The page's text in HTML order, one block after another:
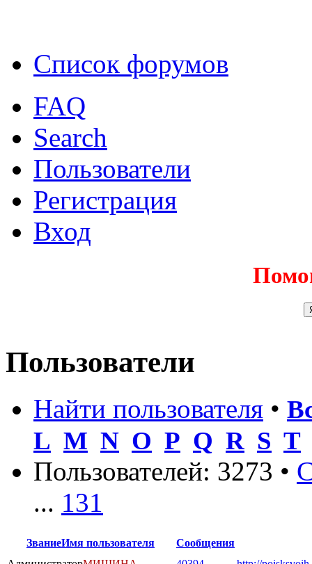
Список форумов
FAQ
Search
Пользователи
Регистрация
Вход
Пользователи
Найти пользователя •
L M N O P Q R S T
Пользователей: 3273 •
... 131
ЗваниеИмя пользователя
Сообщения